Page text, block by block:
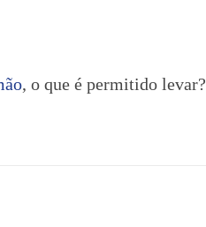
, o que é permitido levar?